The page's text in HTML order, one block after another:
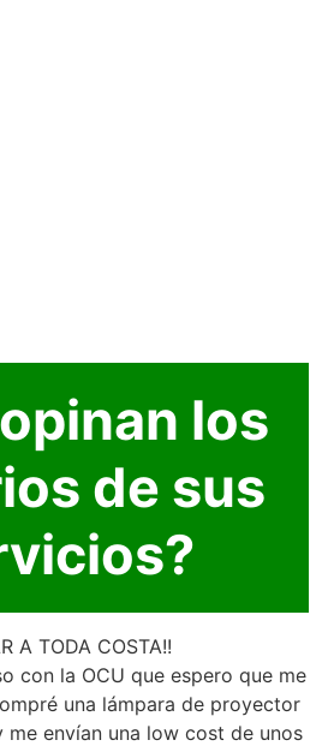
los
de sus
A TODA COSTA!!
con la OCU que espero que me
una lámpara de proyector
envían una low cost de unos